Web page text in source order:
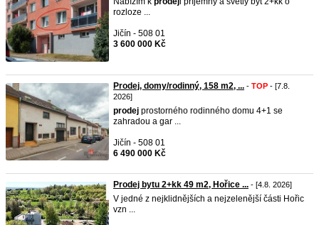
rozloze ...
Jičín - 508 01
3 600 000 Kč
Prodej, domy/rodinný, 158 m2, ... - TOP - [7.8.
2026]
prodej prostorného rodinného domu 4+1 se
zahradou a gar ...
Jičín - 508 01
6 490 000 Kč
Prodej bytu 2+kk 49 m2, Hořice ... - [4.8. 2026]
V jedné z nejklidnějších a nejzelenější části Hořic
vzn ...